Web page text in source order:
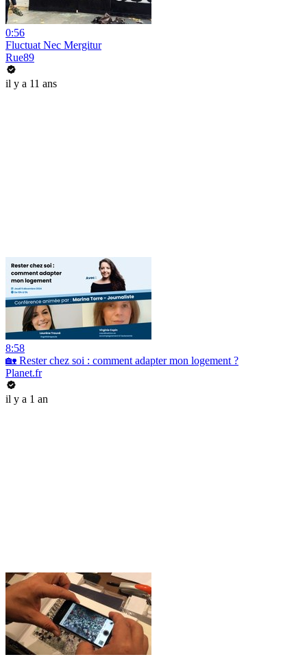
0:56
Fluctuat Nec Mergitur
Rue89
il y a 11 ans
8:58
🏡 Rester chez soi : comment adapter mon logement ?
Planet.fr
il y a 1 an